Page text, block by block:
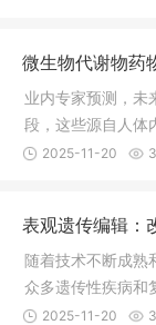
微生物代谢物药
业内专家预测，未
段，这些源自人体
病、神经系统疾病
2025-11-20
表观遗传编辑：
随着技术不断成熟
众多遗传性疾病和
的新篇章。
2025-11-20